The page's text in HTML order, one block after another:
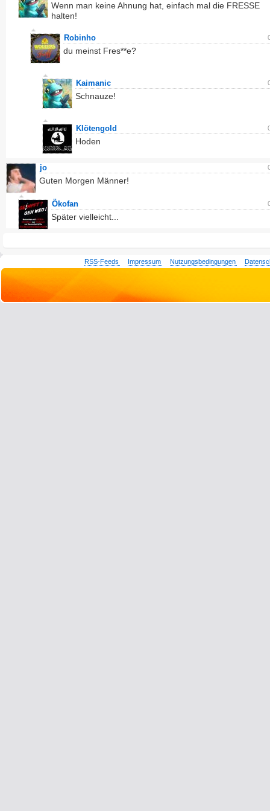
Wenn man keine Ahnung hat, einfach mal die FRESSE
halten!
Robinho
du meinst Fres**e?
Kaimanic
Schnauze!
Klötengold
Hoden
jo
Guten Morgen Männer!
Ökofan
Später vielleicht...
RSS-Feeds Impressum Nutzungsbedingungen